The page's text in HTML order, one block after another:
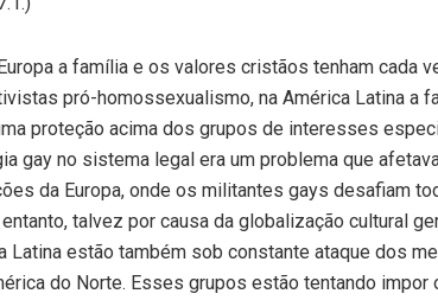
a família e os valores cristãos tenham cada
pró-homossexualismo, na América Latina a
proteção acima dos grupos de interesses
gay no sistema legal era um problema que
da Europa, onde os militantes gays desafiam
talvez por causa da globalização cultural
Latina estão também sob constante ataque dos
do Norte. Esses grupos estão tentando